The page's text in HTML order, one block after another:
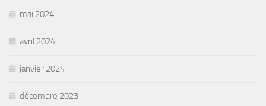
mai 2024
avril 2024
janvier 2024
décembre 2023